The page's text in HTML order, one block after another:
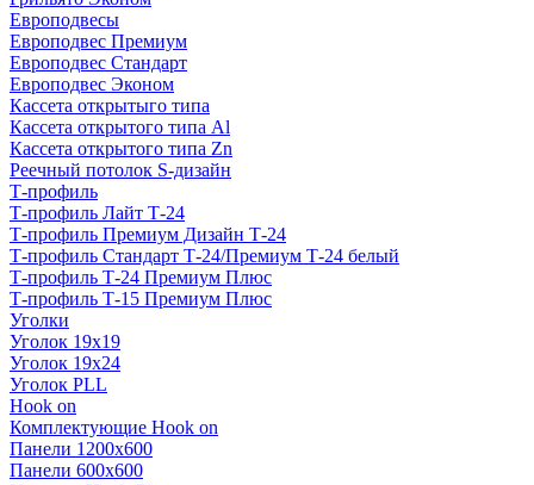
Европодвесы
Европодвес Премиум
Европодвес Стандарт
Европодвес Эконом
Кассета открытыго типа
Кассета открытого типа Al
Кассета открытого типа Zn
Реечный потолок S-дизайн
Т-профиль
Т-профиль Лайт Т-24
Т-профиль Премиум Дизайн Т-24
Т-профиль Стандарт Т-24/Премиум Т-24 белый
Т-профиль Т-24 Премиум Плюс
Т-профиль Т-15 Премиум Плюс
Уголки
Уголок 19х19
Уголок 19х24
Уголок PLL
Hook on
Комплектующие Hook on
Панели 1200х600
Панели 600х600